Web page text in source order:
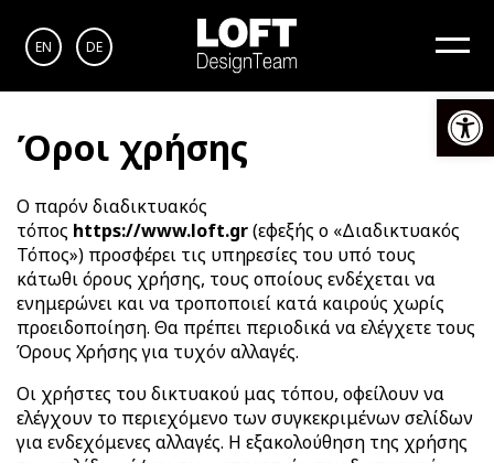
EN DE
Όροι χρήσης
Ο παρόν διαδικτυακός
τόπος https://www.loft.gr(εφεξής ο «Διαδικτυακός
Τόπος») προσφέρει τις υπηρεσίες του υπό τους
κάτωθι όρους χρήσης, τους οποίους ενδέχεται να
ενημερώνει και να τροποποιεί κατά καιρούς χωρίς
προειδοποίηση. Θα πρέπει περιοδικά να ελέγχετε τους
Όρους Χρήσης για τυχόν αλλαγές.
Οι χρήστες του δικτυακού μας τόπου, οφείλουν να
ελέγχουν το περιεχόμενο των συγκεκριμένων σελίδων
για ενδεχόμενες αλλαγές. Η εξακολούθηση της χρήσης